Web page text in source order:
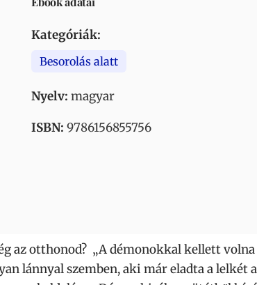
Kategóriák:
Besorolás alatt
Nyelv: magyar
ISBN: 9786156855756
az otthonod? „A démonokkal kellett
lánnyal szemben, aki már eladta a